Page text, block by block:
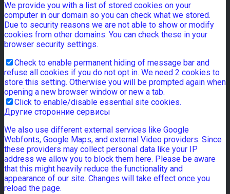
We provide you with a list of stored cookies on your
computer in our domain so you can check what we stored.
Due to security reasons we are not able to show or modify
cookies from other domains. You can check these in your
browser security settings.
Check to enable permanent hiding of message bar and
refuse all cookies if you do not opt in. We need 2 cookies to
store this setting. Otherwise you will be prompted again when
opening a new browser window or new a tab.
Click to enable/disable essential site cookies.
Другие сторонние сервисы
We also use different external services like Google
Webfonts, Google Maps, and external Video providers. Since
these providers may collect personal data like your IP
address we allow you to block them here. Please be aware
that this might heavily reduce the functionality and
appearance of our site. Changes will take effect once you
reload the page.